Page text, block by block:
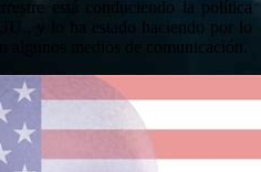
está conduciendo la política
y lo ha estado haciendo por lo
algunos medios de comunicación.